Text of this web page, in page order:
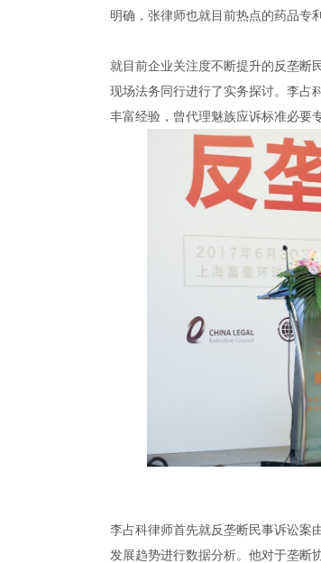
明确，张律师也就目前热点的药品专
就目前企业关注度不断提升的反垄断
现场法务同行进行了实务探讨。李占
丰富经验，曾代理魅族应诉标准必要
李占科律师首先就反垄断民事诉讼案
发展趋势进行数据分析。他对于垄断